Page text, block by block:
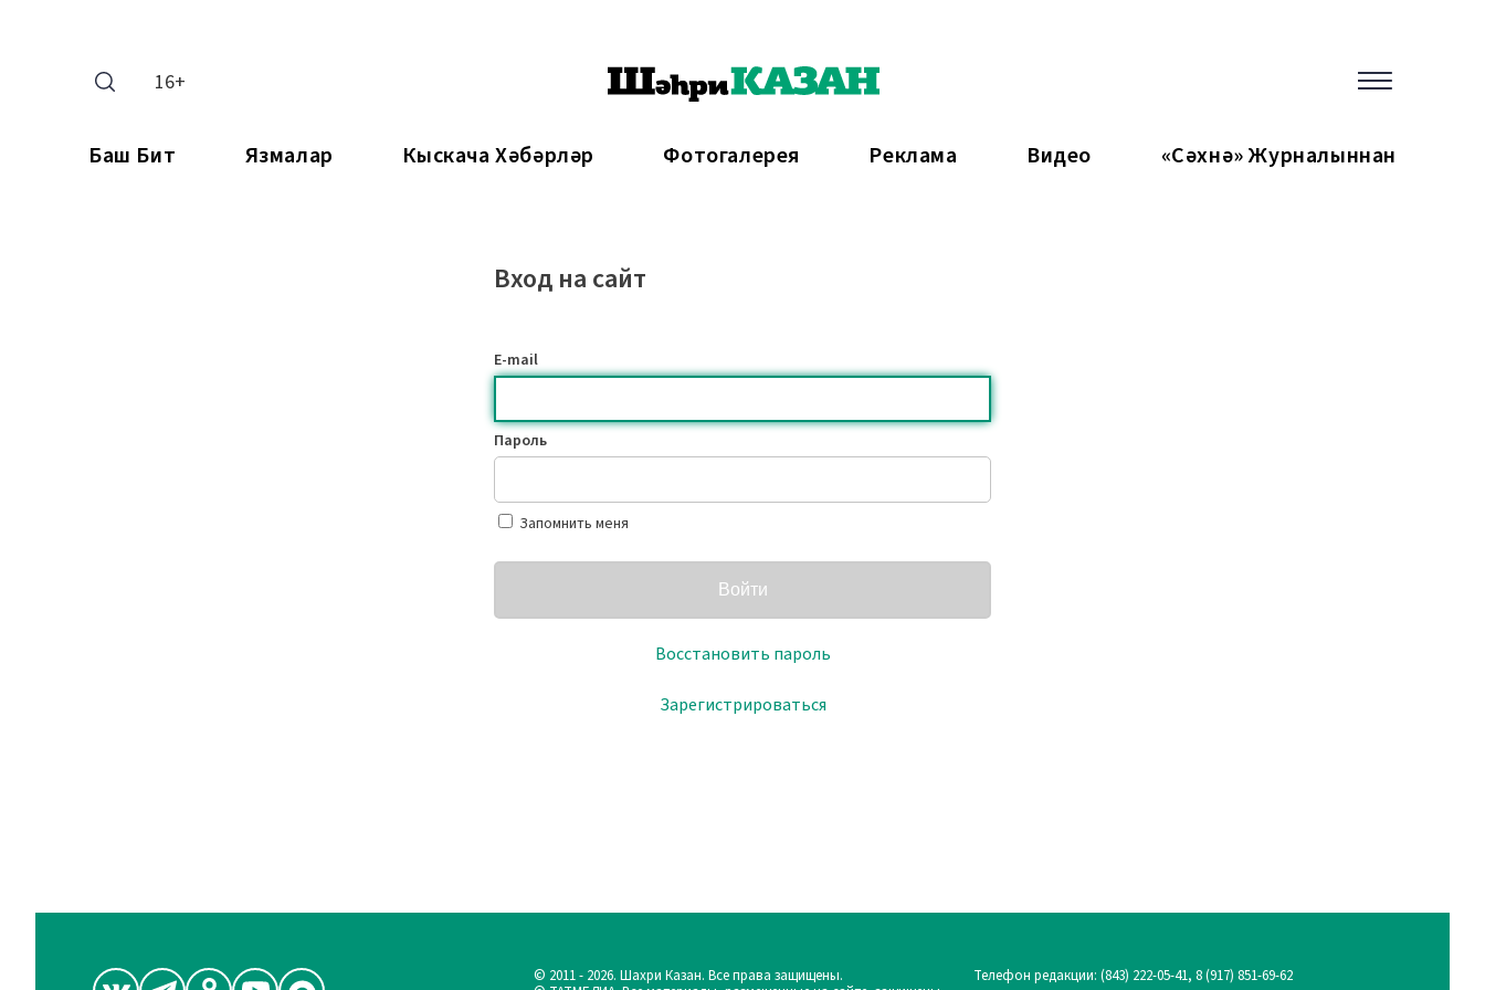
16+
Баш Бит Язмалар Кыскача Хәбәрләр Фотогалерея Реклама Видео «Сәхнә» Журналыннан
Вход на сайт
E-mail
Пароль
Запомнить меня
Войти
Восстановить пароль
Зарегистрироваться
© 2011 - 2026. Шахри Казан. Все права защищены.
Телефон редакции:(843) 222-05-41, 8 (917) 851-69-62